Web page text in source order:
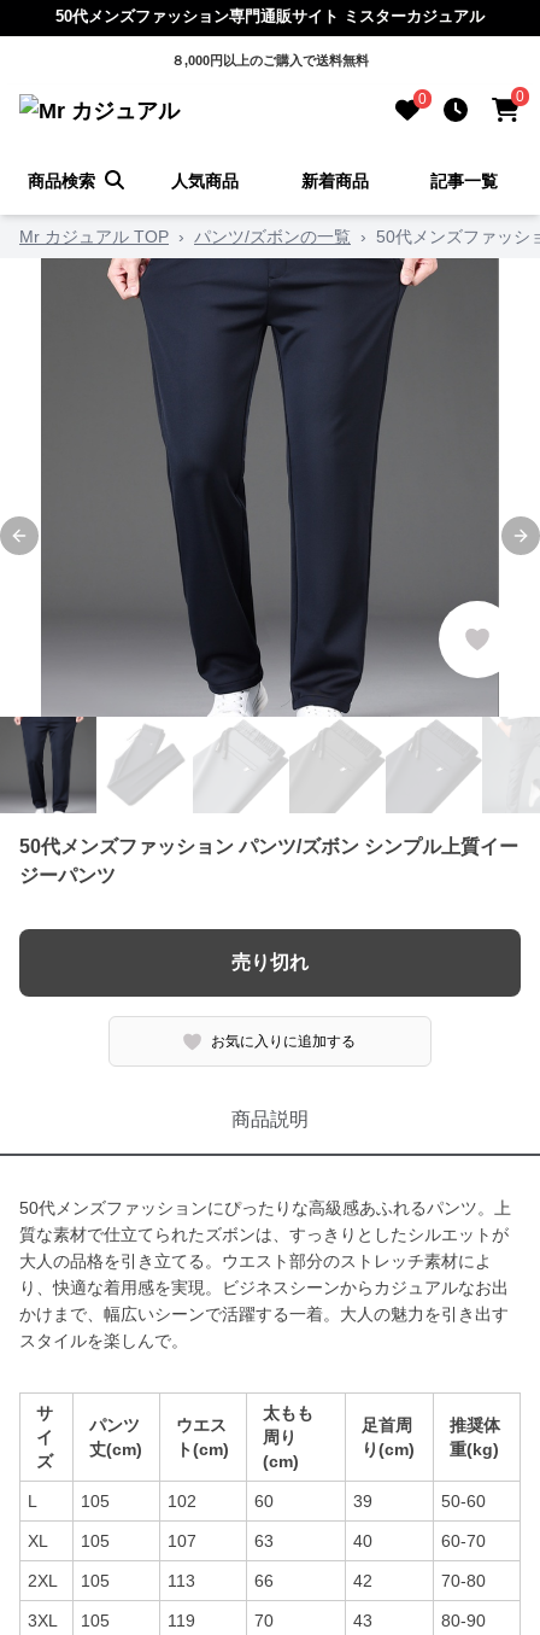
50代メンズファッション専門通販サイト ミスターカジュアル
８,000円以上のご購入で送料無料
0 0
商品検索 人気商品 新着商品 記事一覧
Mr カジュアル TOP › パンツ/ズボンの一覧 › 50代メンズファッシ
Previous slide
50代メンズファッション パンツ/ズボン シンプル上質イー
ジーパンツ
売り切れ
お気に入りに追加する
商品説明
50代メンズファッションにぴったりな高級感あふれるパンツ。上
質な素材で仕立てられたズボンは、すっきりとしたシルエットが
大人の品格を引き立てる。ウエスト部分のストレッチ素材によ
り、快適な着用感を実現。ビジネスシーンからカジュアルなお出
かけまで、幅広いシーンで活躍する一着。大人の魅力を引き出す
スタイルを楽しんで。
サ
イ
ズ
パンツ
丈(cm)
ウエス
ト(cm)
太もも
周り
(cm)
足首周
り(cm)
推奨体
重(kg)
L 105 102 60 39 50-60
XL 105 107 63 40 60-70
2XL 105 113 66 42 70-80
3XL 105 119 70 43 80-90